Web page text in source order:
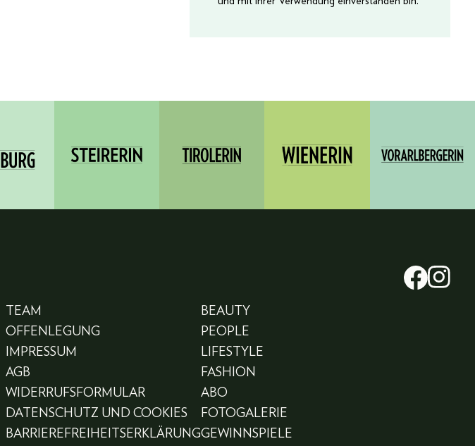
TEAM
OFFENLEGUNG
IMPRESSUM
AGB
WIDERRUFSFORMULAR
DATENSCHUTZ UND COOKIES
BARRIEREFREIHEITSERKLÄRUNG
BEAUTY
PEOPLE
LIFESTYLE
FASHION
ABO
FOTOGALERIE
GEWINNSPIELE